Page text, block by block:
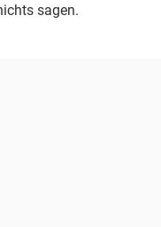
sagen.